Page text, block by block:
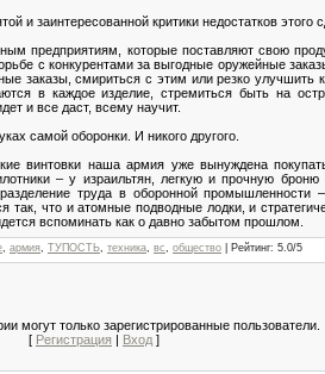
и заинтересованной критики недостатков этого
предприятиям, которые поставляют свою
с конкурентами за выгодные оружейные
заказы, смириться с этим или резко улучшить
в каждое изделие, стремиться быть на
и все даст, всему научит.
самой оборонки. И никого другого.
винтовки наша армия уже вынуждена
– у израильтян, легкую и прочную
труда в оборонной
так, что и атомные подводные лодки, и
вспоминать как о давно забытом прошлом.
армия ТУПОСТЬ техника вс общество Рейтинг: 5.0/5
могут только зарегистрированные пользователи.
[ Регистрация | Вход ]